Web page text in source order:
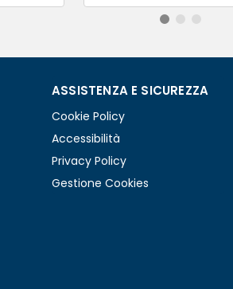
ASSISTENZA E SICUREZZA
Cookie Policy
Accessibilità
Privacy Policy
Gestione Cookies